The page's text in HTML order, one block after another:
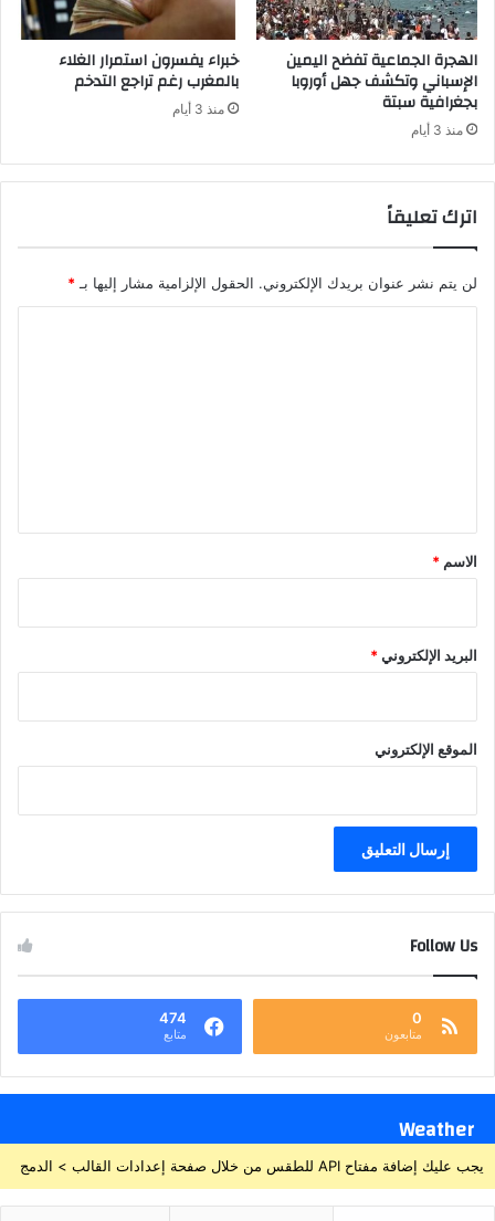
الهجرة الجماعية تفضح اليمين
الإسباني وتكشف جهل أوروبا
بجغرافية سبتة
منذ 3 أيام
خبراء يفسرون استمرار الغلاء
بالمغرب رغم تراجع التدخم
منذ 3 أيام
اترك تعليقاً
لن يتم نشر عنوان بريدك الإلكتروني. الحقول الإلزامية مشار إليها بـ *
*
الاسم *
البريد الإلكتروني*
الموقع الإلكتروني
Follow Us
0
متابعون
474
متابع
Weather
يجب عليك إضافة مفتاح API للطقس من خلال صفحة إعدادات القالب > الدمج